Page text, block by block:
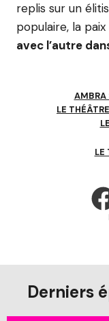
replis sur un
populaire, la
avec l’autre
AMBRA
LE
LE
Derniers